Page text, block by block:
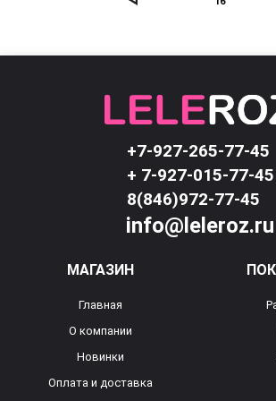
+7-927-265-77-45
+ 7-927-015-77-45
8(846)972-77-45
info@leleroz.ru
МАГАЗИН
Главная
О компании
Новинки
Оплата и доставка